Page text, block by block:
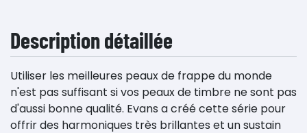
Description détaillée
Utiliser les meilleures peaux de frappe du monde
n'est pas suffisant si vos peaux de timbre ne sont pas
d'aussi bonne qualité. Evans a créé cette série pour
offrir des harmoniques très brillantes et un sustain